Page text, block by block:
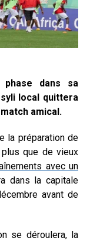
phase dans sa
local quittera
amical.
la préparation de
que de vieux
avec un
dans la capitale
avant de
se déroulera, la